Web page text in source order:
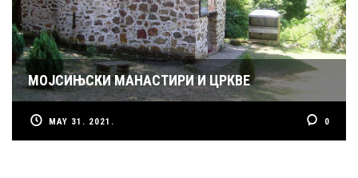
МОЈСИЊСКИ МАНАСТИРИ И ЦРКВЕ
MAY 31. 2021. 0